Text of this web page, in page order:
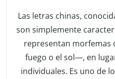
Las letras chinas,
son simplemente
representan
fuego o el sol—, en
individuales. Es uno de